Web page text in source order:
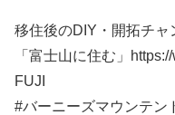
移住後のDIY・開拓チャ
「富士山に住む」
FUJI
#バーニーズマウンテン